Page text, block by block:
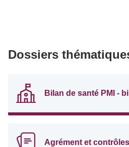
Dossiers
Bilan de santé PMI -
Agrément et